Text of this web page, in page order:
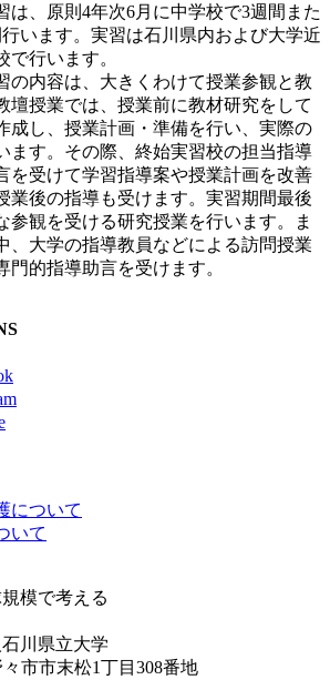
は、原則4年次6月に中学校で3週間また
います。実習は石川県内および大学近
で行います。
の内容は、大きくわけて授業参観と教
壇授業では、授業前に教材研究をして
成し、授業計画・準備を行い、実際の
ます。その際、終始実習校の担当指導
を受けて学習指導案や授業計画を改善
業後の指導も受けます。実習期間最後
参観を受ける研究授業を行います。ま
、大学の指導教員などによる訪問授業
門的指導助言を受けます。
について
いて
模で考える
川県立大学
市市末松1丁目308番地